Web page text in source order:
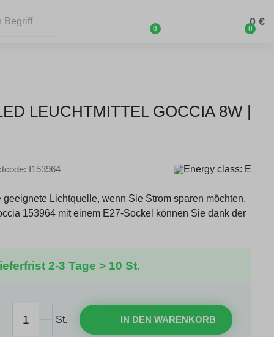
0 0
0 €
LEUCHTMITTEL GOCCIA 8W |
I153964
Lichtquelle, wenn Sie Strom sparen möchten.
153964 mit einem E27-Sockel können Sie dank der
2-3 Tage > 10 St.
St. IN DEN WARENKORB